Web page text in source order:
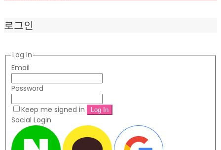
로그인
Log In
Email
Password
Keep me signed in
Social Login